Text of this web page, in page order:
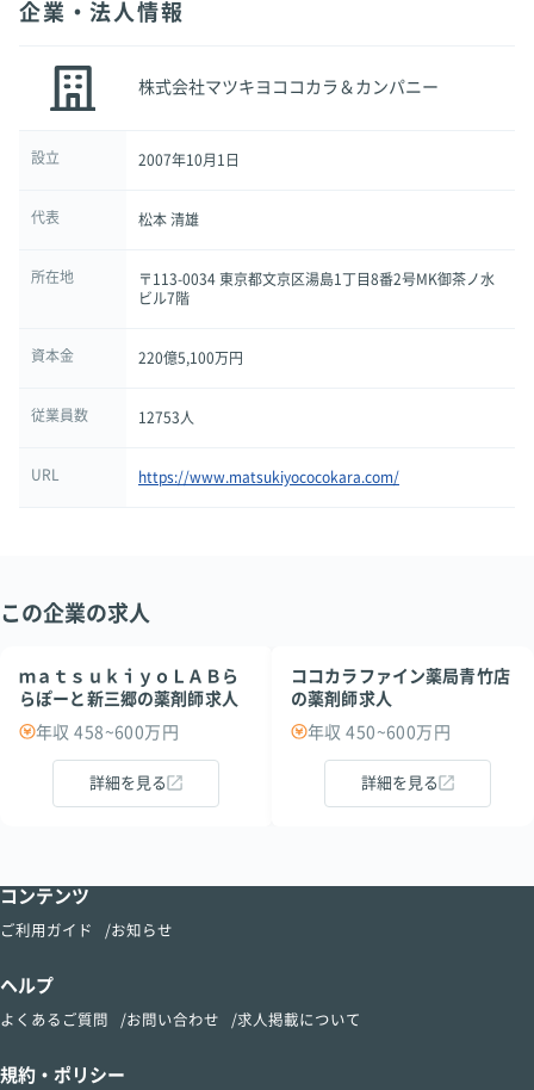
企業・法人情報
株式会社マツキヨココカラ＆カンパニー
設立 2007年10月1日
代表 松本 清雄
所在地
〒113-0034 東京都文京区湯島1丁目8番2号MK御茶ノ水
ビル7階
資本金 220億5,100万円
従業員数 12753人
URL https://www.matsukiyococokara.com/
この企業の求人
ｍａｔｓｕｋｉｙｏＬＡＢら
らぽーと新三郷の薬剤師求人
年収 458~600万円
詳細を見る
ココカラファイン薬局青竹店
の薬剤師求人
年収 450~600万円
詳細を見る
コンテンツ
ご利用ガイド お知らせ
ヘルプ
よくあるご質問 お問い合わせ 求人掲載について
規約・ポリシー